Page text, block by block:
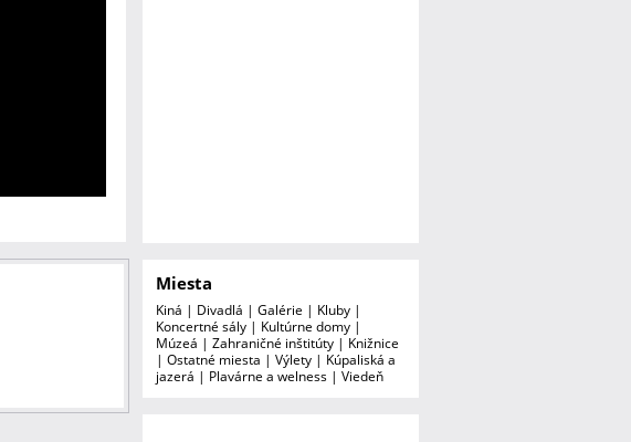
Miesta
Kiná | Divadlá | Galérie | Kluby |
Koncertné sály | Kultúrne domy |
Múzeá | Zahraničné inštitúty | Knižnice
| Ostatné miesta | Výlety | Kúpaliská a
jazerá | Plavárne a welness | Viedeň